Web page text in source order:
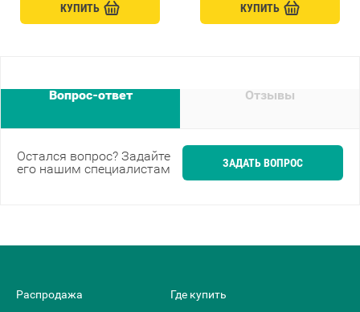
КУПИТЬ КУПИТЬ
Вопрос-ответ Отзывы
Остался вопрос? Задайте
его нашим специалистам
ЗАДАТЬ ВОПРОС
Распродажа Где купить